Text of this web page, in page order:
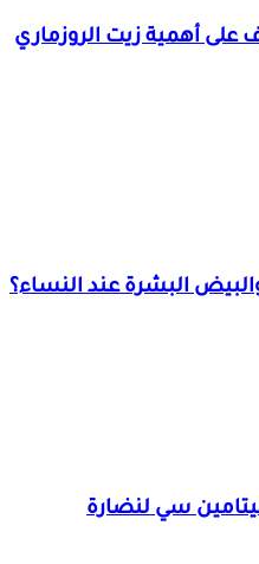
على أهمية زيت الروزماري
البشرة عند النساء؟
سي لنضارة